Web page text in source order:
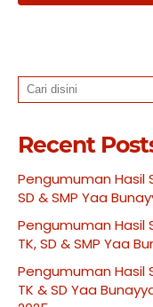
Search
Recent
Pengumuman Hasil
SD & SMP Yaa
Pengumuman Hasil
TK, SD & SMP Yaa
Pengumuman Hasil
TK & SD Yaa